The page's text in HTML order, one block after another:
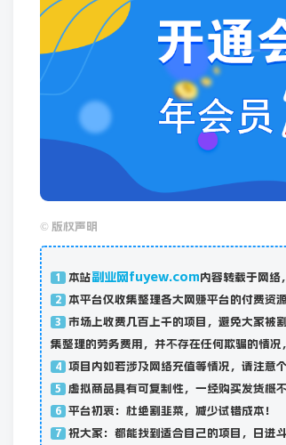
© 版权声明
1 本站副业网fuyew.com内容转载于网络
2 本平台仅收集整理各大网赚平台的付费资
3
市场上收费几百上千的项目，避免大家被
集整理的劳务费用，并不存在任何欺骗的情况
4 项目内如若涉及网络充值等情况，请注意
5 虚拟商品具有可复制性，一经购买发货概
6 平台初衷：杜绝割韭菜，减少试错成本！
7 祝大家：都能找到适合自己的项目，日进斗